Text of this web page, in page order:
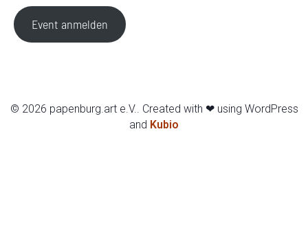
Event anmelden
© 2026 papenburg.art e.V.. Created with ❤ using WordPress
and Kubio